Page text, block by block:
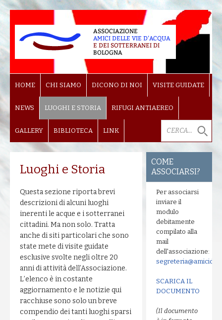
HOME CHI SIAMO DICONO DI NOI VISITE GUIDATE
NEWS LUOGHI E STORIA RIFUGI ANTIAEREO
GALLERY BIBLIOTECA LINK
Luoghi e Storia
Questa sezione riporta brevi
descrizioni di alcuni luoghi
inerenti le acque e i sotterranei
cittadini. Ma non solo. Tratta
anche di siti particolari che sono
state mete di visite guidate
esclusive svolte negli oltre 20
anni di attività dell’Associazione.
L’elenco è in costante
aggiornamento e le notizie qui
racchiuse sono solo un breve
compendio dei tanti luoghi sparsi
COME
ASSOCIARSI?
Per associarsi
inviare il
modulo
debitamente
compilato alla
mail
dell'associazione:
SCARICA IL
DOCUMENTO
(Il documento